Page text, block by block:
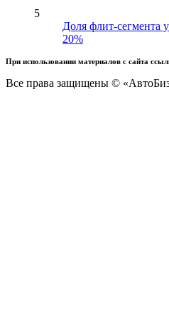
5
Доля флит-сегмента
20%
При использовании материалов с сайта
Все права защищены ©